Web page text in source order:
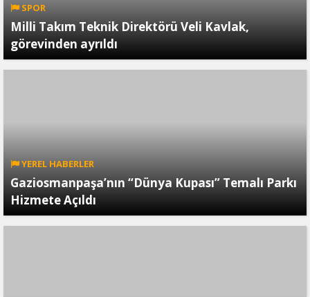
SPOR
Milli Takım Teknik Direktörü Veli Kavlak,
görevinden ayrıldı
YEREL HABERLER
Gaziosmanpaşa’nın “Dünya Kupası” Temalı Parkı
Hizmete Açıldı